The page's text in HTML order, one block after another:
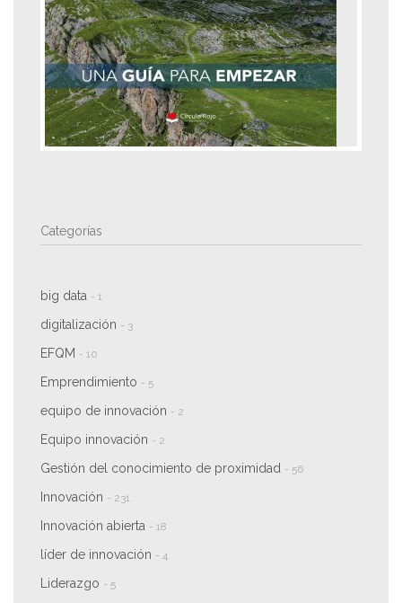
Categorías
big data - 1
digitalización - 3
EFQM - 10
Emprendimiento - 5
equipo de innovación - 2
Equipo innovación - 2
Gestión del conocimiento de proximidad - 56
Innovación - 231
Innovación abierta - 18
líder de innovación - 4
Liderazgo - 5